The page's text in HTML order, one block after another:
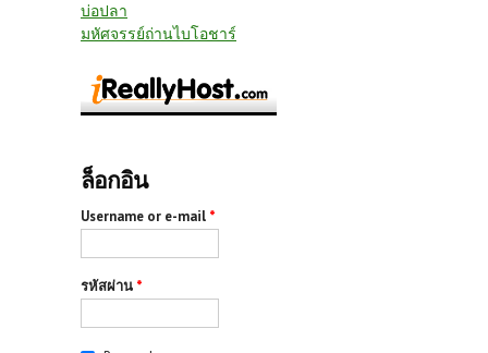
บ่อปลา
มหัศจรรย์ถ่านไบโอชาร์
ล็อกอิน
Username or e-mail *
รหัสผ่าน *